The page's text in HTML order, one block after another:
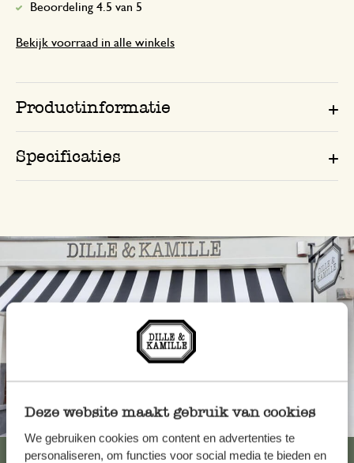
Deze website maakt gebruik van cookies
We gebruiken cookies om content en advertenties te
personaliseren, om functies voor social media te bieden en
Beoordeling 4.5 van 5
Bekijk voorraad in alle winkels
Productinformatie
Specificaties
Altijd in de buurt
Bekijk alle 62 winkels